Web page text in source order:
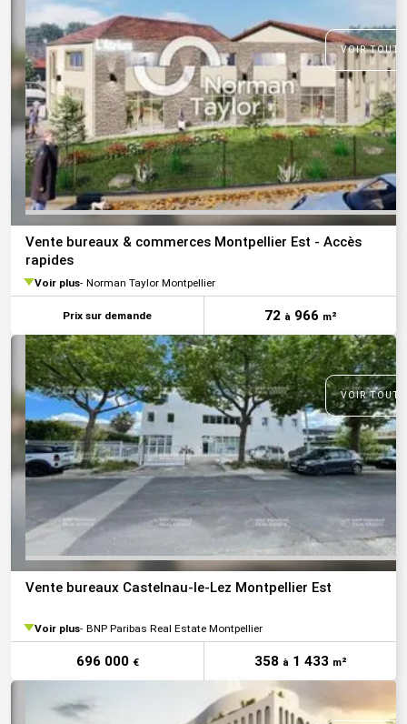
VOIR
Vente bureaux & commerces Montpellier Est - Accès
rapides
Voir plus Norman Taylor Montpellier
Prix sur demande 72 à966 m²
VOIR
Vente bureaux Castelnau-le-Lez Montpellier Est
Voir plus BNP Paribas Real Estate Montpellier
696 000 € 358 à1 433 m²